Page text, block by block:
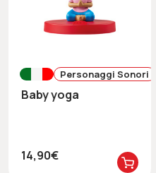
Personaggi Sonori
Baby yoga
14,90€